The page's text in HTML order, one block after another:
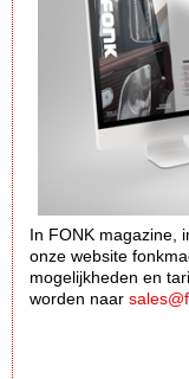
In FONK magazine,
onze website
mogelijkheden en
worden naar